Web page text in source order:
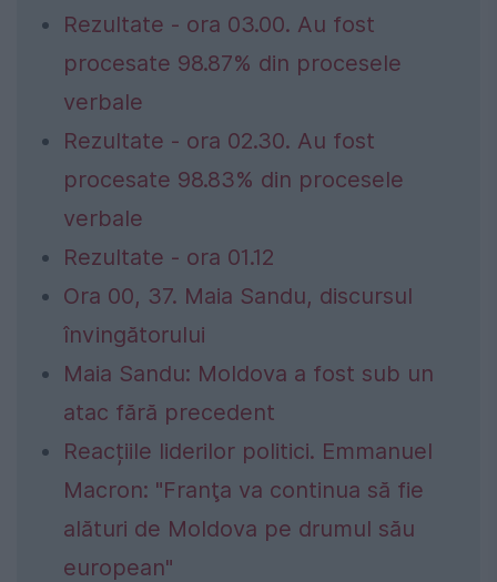
Rezultate - ora 03.00. Au fost
procesate 98.87% din procesele
verbale
Rezultate - ora 02.30. Au fost
procesate 98.83% din procesele
verbale
Rezultate - ora 01.12
Ora 00, 37. Maia Sandu, discursul
învingătorului
Maia Sandu: Moldova a fost sub un
atac fără precedent
Reacțiile liderilor politici. Emmanuel
Macron: "Franţa va continua să fie
alături de Moldova pe drumul său
european"